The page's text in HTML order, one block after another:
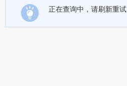
正在查询中，请刷新重试